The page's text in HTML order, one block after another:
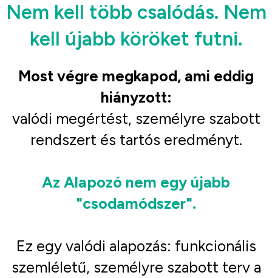
Nem kell több csalódás. Nem
kell újabb köröket futni.
Most végre megkapod, ami eddig
hiányzott:
valódi megértést, személyre szabott
rendszert és tartós eredményt.
Az Alapozó nem egy újabb
"csodamódszer".
Ez egy valódi alapozás: funkcionális
szemléletű, személyre szabott terv a